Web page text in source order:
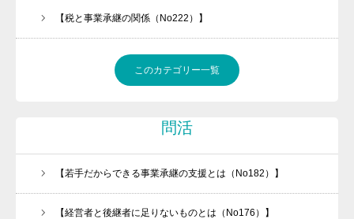
【税と事業承継の関係（No222）】
このカテゴリー一覧
問活
【若手だからできる事業承継の支援とは（No182）】
【経営者と後継者に足りないものとは（No176）】